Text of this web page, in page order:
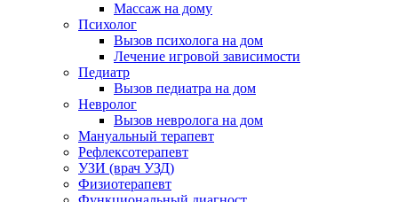
Массаж на дому
Психолог
Вызов психолога на дом
Лечение игровой зависимости
Педиатр
Вызов педиатра на дом
Невролог
Вызов невролога на дом
Мануальный терапевт
Рефлексотерапевт
УЗИ (врач УЗД)
Физиотерапевт